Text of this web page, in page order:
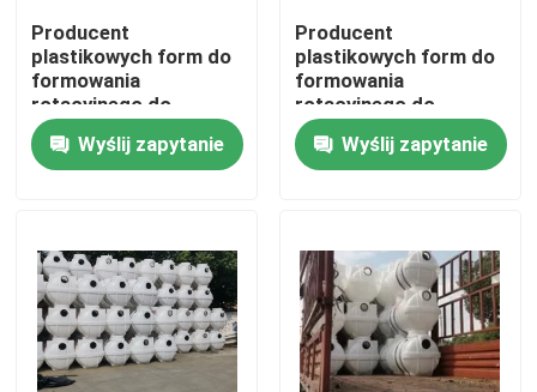
Kontrola jakości
Skontaktuj się z nami
Poprosić o wycenę
Forma do formowania rotacyjnego
Producent
plastikowych form do
formowania
rotacyjnego do
szamba
Wyślij zapytanie
Producent
plastikowych form do
formowania
rotacyjnego do
szamba
Wyślij zapytanie